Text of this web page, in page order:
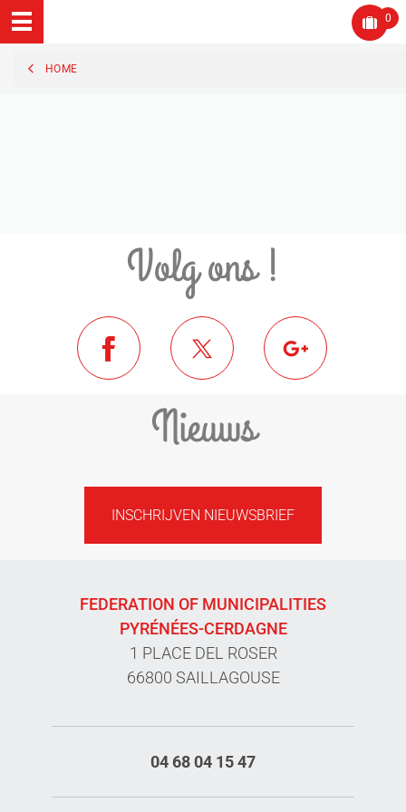
0
HOME
Volg ons !
Nieuws
INSCHRIJVEN NIEUWSBRIEF
FEDERATION OF MUNICIPALITIES
PYRÉNÉES-CERDAGNE
1 PLACE DEL ROSER
66800 SAILLAGOUSE
04 68 04 15 47